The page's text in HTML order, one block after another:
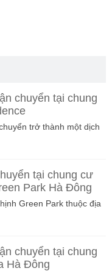
chuyển tại chung
trở thành một dịch
tại chung cư
Park Hà Đông
Green Park thuộc địa
chuyển tại chung
Hà Đông